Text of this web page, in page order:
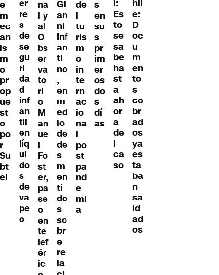
e
m
ec
an
is
m
o
pr
op
ue
st
o
po
r
Su
bt
el
er
re
s
de
se
gu
ri
da
d
inf
an
til
en
líq
ui
do
s
de
va
pe
o
na
l y
al
O
bs
er
va
to
ri
o
M
an
ue
l
Fo
st
er,
pa
se
o
en
te
lef
ér
ic
Gi
an
ni
Inf
an
ti
no
,
en
m
ed
io
de
de
s
m
en
ti
do
s
so
br
e
re
la
de
l
tu
ris
m
o
in
te
rn
ac
io
na
l
po
st
pa
nd
e
mi
a
s
en
su
s
pr
im
er
os
do
s
dí
as
l:
Es
to
se
sa
be
ha
st
a
ah
or
a
de
l
ca
so
hil
e:
D
oc
u
m
en
to
s
co
br
ad
os
ya
es
ta
ba
n
sa
ld
ad
os